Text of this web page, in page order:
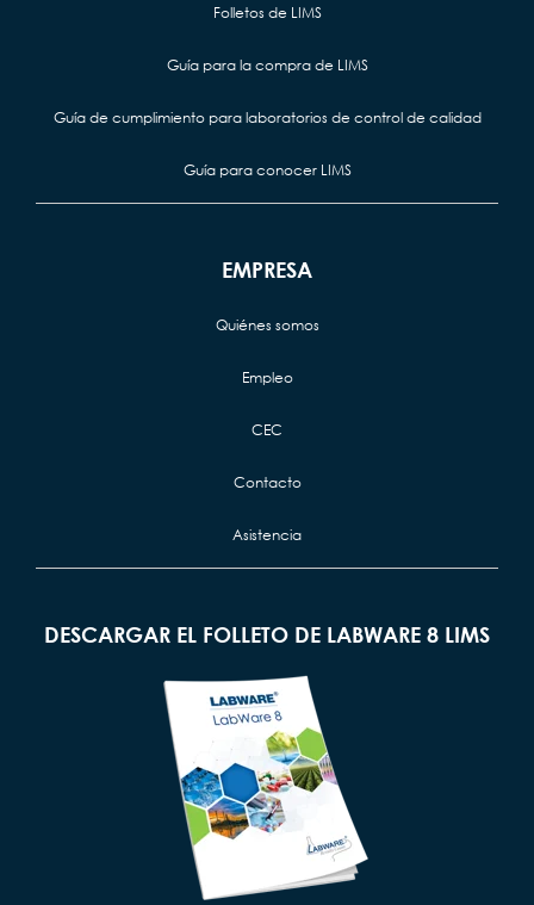
Folletos de LIMS
Guía para la compra de LIMS
Guía de cumplimiento para laboratorios de control de calidad
Guía para conocer LIMS
EMPRESA
Quiénes somos
Empleo
CEC
Contacto
Asistencia
DESCARGAR EL FOLLETO DE LABWARE 8 LIMS